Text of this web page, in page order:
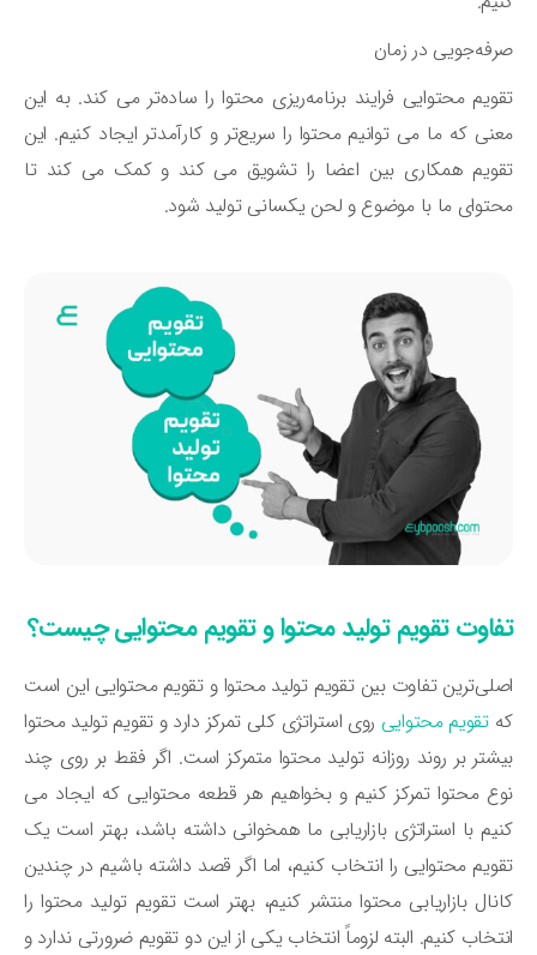
در زمان
محتوایی فرایند برنامه‌ریزی محتوا را ساده‌تر می ‌کند. به این
که ما می ‌توانیم محتوا را سریع‌تر و کارآمدتر ایجاد کنیم. این
همکاری بین اعضا را تشویق می ‌کند و کمک می ‌کند تا
ما با موضوع و لحن یکسانی تولید شود.
تقویم تولید محتوا و تقویم محتوایی چیست؟
تفاوت بین تقویم تولید محتوا و تقویم محتوایی این است
تقویم محتواییروی استراتژی کلی تمرکز دارد و تقویم تولید محتوا
بر روند روزانه تولید محتوا متمرکز است. اگر فقط بر روی چند
محتوا تمرکز کنیم و بخواهیم هر قطعه محتوایی که ایجاد می
با استراتژی بازاریابی ما همخوانی داشته باشد، بهتر است یک
محتوایی را انتخاب کنیم، اما اگر قصد داشته باشیم در چندین
بازاریابی محتوا منتشر کنیم، بهتر است تقویم تولید محتوا را
کنیم. البته لزوماً انتخاب یکی از این دو تقویم ضرورتی ندارد و